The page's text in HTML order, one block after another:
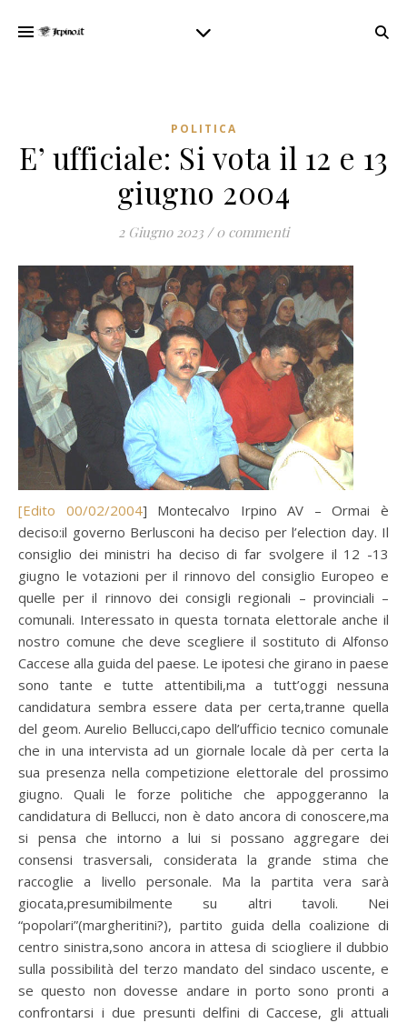
POLITICA
E’ ufficiale: Si vota il 12 e 13
giugno 2004
2 Giugno 2023 / 0 commenti
[Edito 00/02/2004] Montecalvo Irpino AV – Ormai è
deciso:il governo Berlusconi ha deciso per l’election day. Il
consiglio dei ministri ha deciso di far svolgere il 12 -13
giugno le votazioni per il rinnovo del consiglio Europeo e
quelle per il rinnovo dei consigli regionali – provinciali –
comunali. Interessato in questa tornata elettorale anche il
nostro comune che deve scegliere il sostituto di Alfonso
Caccese alla guida del paese. Le ipotesi che girano in paese
sono tante e tutte attentibili,ma a tutt’oggi nessuna
candidatura sembra essere data per certa,tranne quella
del geom. Aurelio Bellucci,capo dell’ufficio tecnico comunale
che in una intervista ad un giornale locale dà per certa la
sua presenza nella competizione elettorale del prossimo
giugno. Quali le forze politiche che appoggeranno la
candidatura di Bellucci, non è dato ancora di conoscere,ma
si pensa che intorno a lui si possano aggregare dei
consensi trasversali, considerata la grande stima che
raccoglie a livello personale. Ma la partita vera sarà
giocata,presumibilmente su altri tavoli. Nei
“popolari”(margheritini?), partito guida della coalizione di
centro sinistra,sono ancora in attesa di sciogliere il dubbio
sulla possibilità del terzo mandato del sindaco uscente, e
se questo non dovesse andare in porto sono pronti a
confrontarsi i due presunti delfini di Caccese, gli attuali